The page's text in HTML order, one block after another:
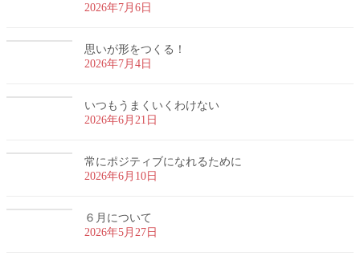
2026年7月6日
思いが形をつくる！
2026年7月4日
いつもうまくいくわけない
2026年6月21日
常にポジティブになれるために
2026年6月10日
６月について
2026年5月27日